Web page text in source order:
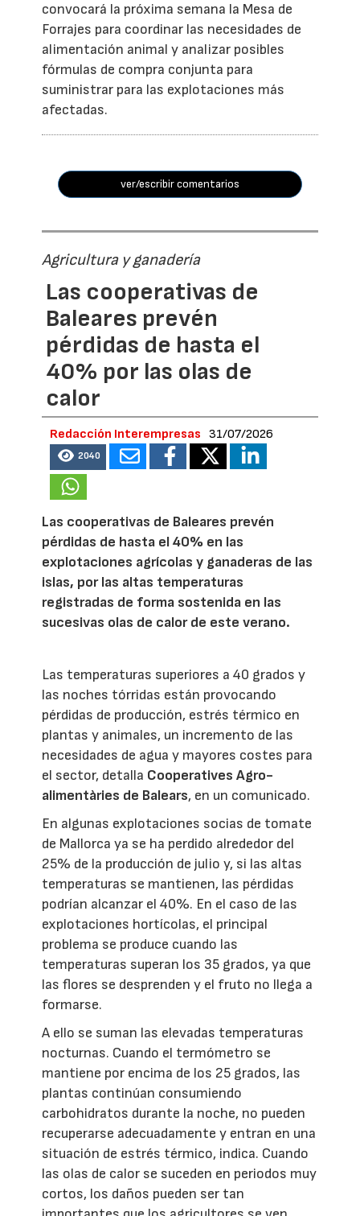
convocará la próxima semana la Mesa de
Forrajes para coordinar las necesidades de
alimentación animal y analizar posibles
fórmulas de compra conjunta para
suministrar para las explotaciones más
afectadas.
ver/escribir comentarios
Agricultura y ganadería
Las cooperativas de
Baleares prevén
pérdidas de hasta el
40% por las olas de
calor
Redacción Interempresas 31/07/2026
2040
Las cooperativas de Baleares prevén
pérdidas de hasta el 40% en las
explotaciones agrícolas y ganaderas de las
islas, por las altas temperaturas
registradas de forma sostenida en las
sucesivas olas de calor de este verano.
Las temperaturas superiores a 40 grados y
las noches tórridas están provocando
pérdidas de producción, estrés térmico en
plantas y animales, un incremento de las
necesidades de agua y mayores costes para
el sector, detalla Cooperatives Agro-
alimentàries de Balears, en un comunicado.
En algunas explotaciones socias de tomate
de Mallorca ya se ha perdido alrededor del
25% de la producción de julio y, si las altas
temperaturas se mantienen, las pérdidas
podrían alcanzar el 40%. En el caso de las
explotaciones hortícolas, el principal
problema se produce cuando las
temperaturas superan los 35 grados, ya que
las flores se desprenden y el fruto no llega a
formarse.
A ello se suman las elevadas temperaturas
nocturnas. Cuando el termómetro se
mantiene por encima de los 25 grados, las
plantas continúan consumiendo
carbohidratos durante la noche, no pueden
recuperarse adecuadamente y entran en una
situación de estrés térmico, indica. Cuando
las olas de calor se suceden en periodos muy
cortos, los daños pueden ser tan